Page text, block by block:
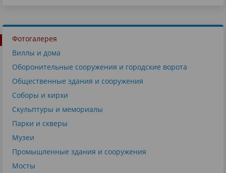
Фотогалерея
Виллы и дома
Оборонительные сооружения и городские ворота
Общественные здания и сооружения
Соборы и кирхи
Скульптуры и мемориалы
Парки и скверы
Музеи
Промышленные здания и сооружения
Мосты